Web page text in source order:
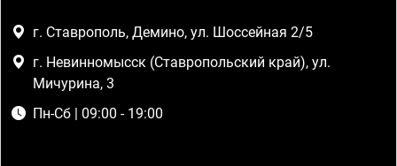
г. Ставрополь, Демино, ул. Шоссейная 2/5
г. Невинномысск (Ставропольский край), ул.
Мичурина, 3
Пн-Сб | 09:00 - 19:00